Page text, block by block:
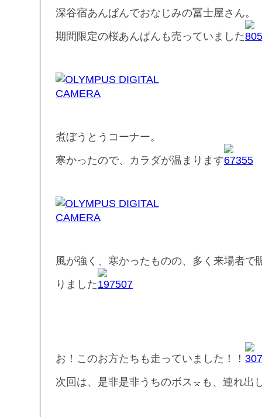
深谷宿あんぱんでおなじみの冨士屋さん。
期間限定の桜あんぱんも売っていました
煮ぼうとうコーナー。
寒かったので、カラダが温まります
風が強く、寒かったものの、多く来場者で
りました
お！このお方たちも走っていました！！
次回は、是非是非うちのボス
も、連れ出